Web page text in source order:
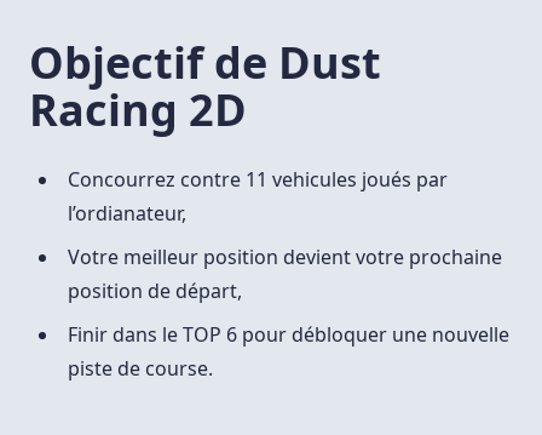
Objectif de Dust
Racing 2D
Concourrez contre 11 vehicules joués par
l’ordianateur,
Votre meilleur position devient votre prochaine
position de départ,
Finir dans le TOP 6 pour débloquer une nouvelle
piste de course.